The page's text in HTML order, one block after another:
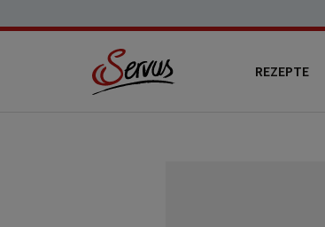
REZEPTE